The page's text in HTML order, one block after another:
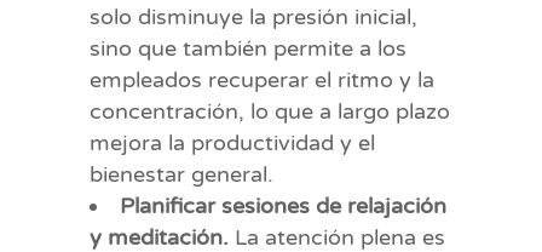
solo disminuye la presión inicial,
sino que también permite a los
empleados recuperar el ritmo y la
concentración, lo que a largo plazo
mejora la productividad y el
bienestar general.
Planificar sesiones de relajación
y meditación. La atención plena es